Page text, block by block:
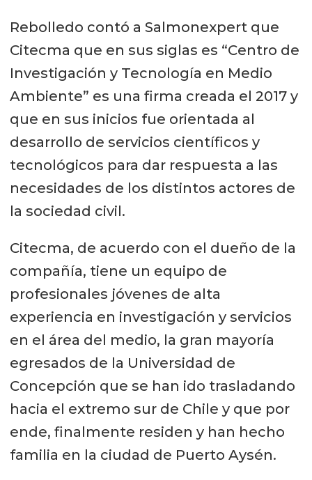
Rebolledo contó a Salmonexpert que
Citecma que en sus siglas es “Centro de
Investigación y Tecnología en Medio
Ambiente” es una firma creada el 2017 y
que en sus inicios fue orientada al
desarrollo de servicios científicos y
tecnológicos para dar respuesta a las
necesidades de los distintos actores de
la sociedad civil.
Citecma, de acuerdo con el dueño de la
compañía, tiene un equipo de
profesionales jóvenes de alta
experiencia en investigación y servicios
en el área del medio, la gran mayoría
egresados de la Universidad de
Concepción que se han ido trasladando
hacia el extremo sur de Chile y que por
ende, finalmente residen y han hecho
familia en la ciudad de Puerto Aysén.